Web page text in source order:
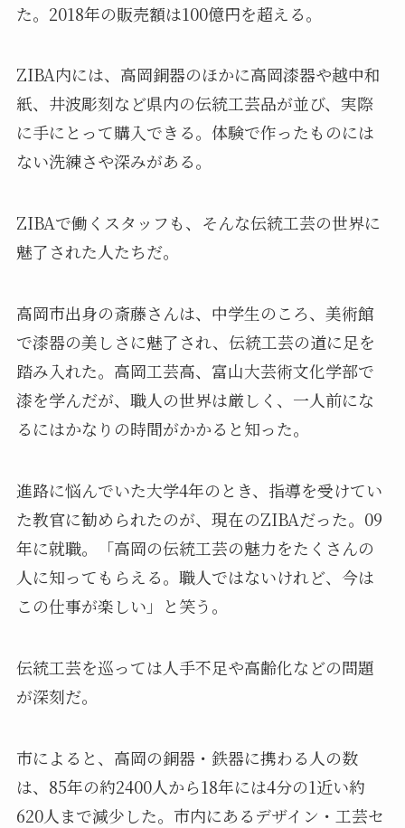
た。2018年の販売額は100億円を超える。
ZIBA内には、高岡銅器のほかに高岡漆器や越中和
紙、井波彫刻など県内の伝統工芸品が並び、実際
に手にとって購入できる。体験で作ったものには
ない洗練さや深みがある。
ZIBAで働くスタッフも、そんな伝統工芸の世界に
魅了された人たちだ。
高岡市出身の斎藤さんは、中学生のころ、美術館
で漆器の美しさに魅了され、伝統工芸の道に足を
踏み入れた。高岡工芸高、富山大芸術文化学部で
漆を学んだが、職人の世界は厳しく、一人前にな
るにはかなりの時間がかかると知った。
進路に悩んでいた大学4年のとき、指導を受けてい
た教官に勧められたのが、現在のZIBAだった。09
年に就職。「高岡の伝統工芸の魅力をたくさんの
人に知ってもらえる。職人ではないけれど、今は
この仕事が楽しい」と笑う。
伝統工芸を巡っては人手不足や高齢化などの問題
が深刻だ。
市によると、高岡の銅器・鉄器に携わる人の数
は、85年の約2400人から18年には4分の1近い約
620人まで減少した。市内にあるデザイン・工芸セ